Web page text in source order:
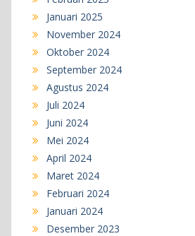
Januari 2025
November 2024
Oktober 2024
September 2024
Agustus 2024
Juli 2024
Juni 2024
Mei 2024
April 2024
Maret 2024
Februari 2024
Januari 2024
Desember 2023